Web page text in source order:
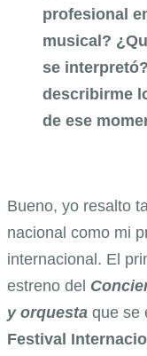
profesional
musical?
se
describirme
de ese
Bueno, yo resalto
nacional como mi
internacional. El
estreno del
y orquesta que se
Festival